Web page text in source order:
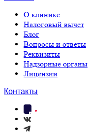
О клинике
Налоговый вычет
Блог
Вопросы и ответы
Реквизиты
Надзорные органы
Лицензии
Контакты